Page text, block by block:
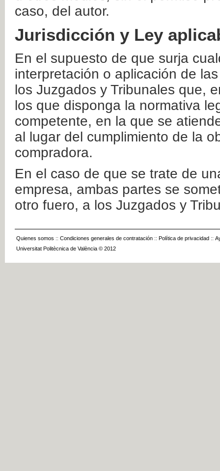
caso, del autor.
Jurisdicción y Ley
En el supuesto de que surja
interpretación o aplicación de
los Juzgados y Tribunales que,
los que disponga la normativa
competente, en la que se
al lugar del cumplimiento de la
compradora.
En el caso de que se trate de
empresa, ambas partes se
otro fuero, a los Juzgados y
Quienes somos :: Condiciones generales de contratación :: Política de privacidad ::
Universitat Politècnica de València © 2012